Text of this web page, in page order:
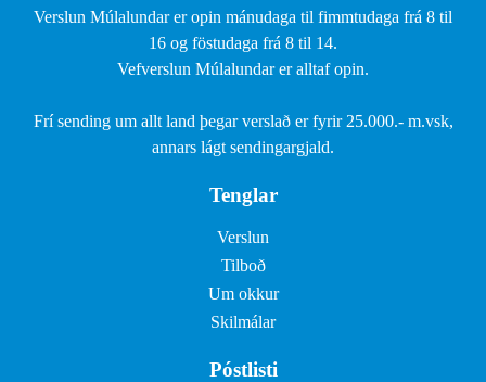
Verslun Múlalundar er opin mánudaga til fimmtudaga frá 8 til
16 og föstudaga frá 8 til 14.
Vefverslun Múlalundar er alltaf opin.
Frí sending um allt land þegar verslað er fyrir 25.000.- m.vsk,
annars lágt sendingargjald.
Tenglar
Verslun
Tilboð
Um okkur
Skilmálar
Póstlisti